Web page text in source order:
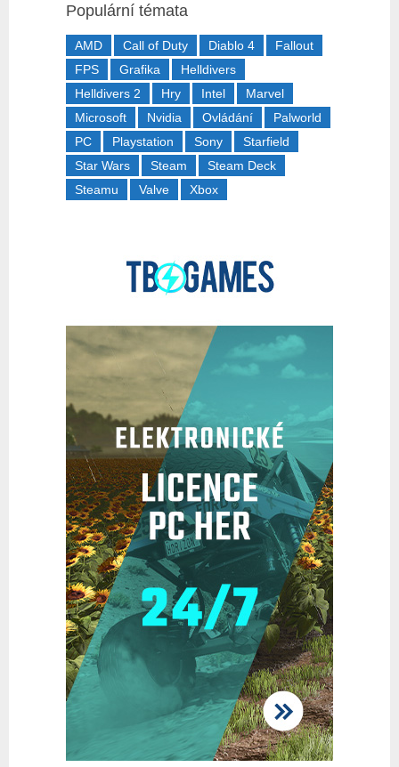
Populární témata
AMD Call of Duty Diablo 4
Fallout
FPS
Grafika
Helldivers
Helldivers 2
Hry Intel
Marvel
Microsoft
Nvidia Ovládání
Palworld
PC
Playstation Sony
Starfield
Star Wars
Steam
Steam Deck
Steamu
Valve Xbox